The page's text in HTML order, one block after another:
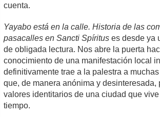
cuenta.
Yayabo está en la calle. Historia de las
pasacalles en Sancti Spíritus es desde ya
de obligada lectura. Nos abre la puerta
conocimiento de una manifestación local
definitivamente trae a la palestra a
que, de manera anónima y desinteresada,
valores identitarios de una ciudad que vive
tiempo.